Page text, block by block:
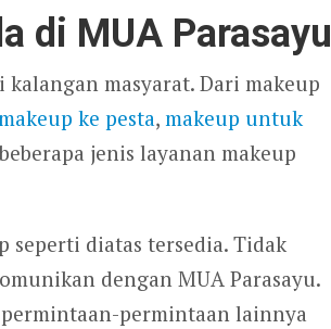
di MUA Parasayu
masyarat. Dari makeup
ke pesta, makeup untuk
jenis layanan makeup
seperti diatas tersedia. Tidak
dengan MUA Parasayu.
permintaan lainnya